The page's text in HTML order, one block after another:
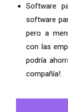
Software
software
pero a
con las
podría
compañía!.